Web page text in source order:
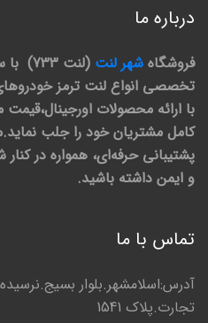
درباره ما
فروشگاه شهر لنت
(لنت
تخصصی انواع لنت ترمز
با ارائه محصولات
کامل مشتریان خود را جلب
پشتیبانی حرفه‌ای، همواره در
و ایمن داشته باشید.
تماس با ما
آدرس:اسلامشهر.بلوار
تجارت.پلاک 1541